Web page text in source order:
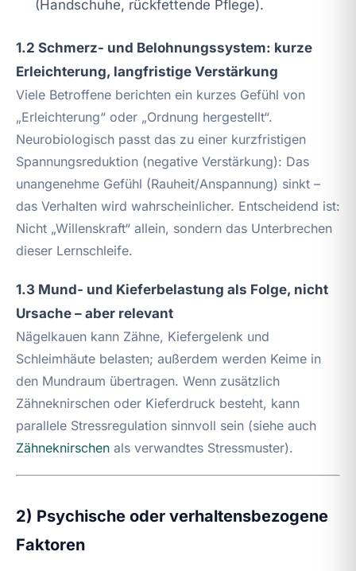
(Handschuhe, rückfettende Pflege).
1.2 Schmerz- und Belohnungssystem: kurze
Erleichterung, langfristige Verstärkung
Viele Betroffene berichten ein kurzes Gefühl von
„Erleichterung“ oder „Ordnung hergestellt“.
Neurobiologisch passt das zu einer kurzfristigen
Spannungsreduktion (negative Verstärkung): Das
unangenehme Gefühl (Rauheit/Anspannung) sinkt –
das Verhalten wird wahrscheinlicher. Entscheidend ist:
Nicht „Willenskraft“ allein, sondern das Unterbrechen
dieser Lernschleife.
1.3 Mund- und Kieferbelastung als Folge, nicht
Ursache – aber relevant
Nägelkauen kann Zähne, Kiefergelenk und
Schleimhäute belasten; außerdem werden Keime in
den Mundraum übertragen. Wenn zusätzlich
Zähneknirschen oder Kieferdruck besteht, kann
parallele Stressregulation sinnvoll sein (siehe auch
Zähneknirschen als verwandtes Stressmuster).
2) Psychische oder verhaltensbezogene
Faktoren